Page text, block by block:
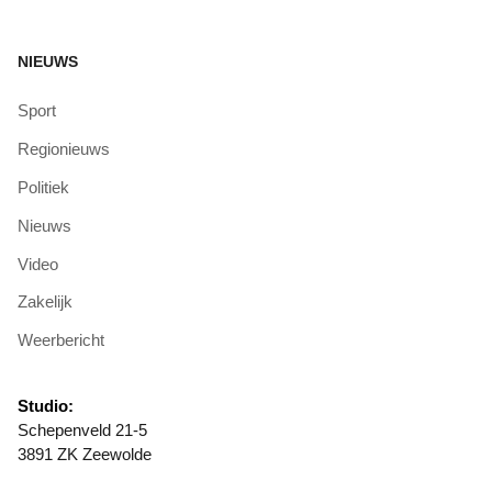
NIEUWS
Sport
Regionieuws
Politiek
Nieuws
Video
Zakelijk
Weerbericht
Studio:
Schepenveld 21-5
3891 ZK Zeewolde